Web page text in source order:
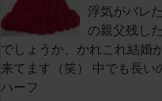
浮気がバレ
の親父残し
でしょうか、かれこれ結婚
来てます（笑） 中でも長い
ハーフ